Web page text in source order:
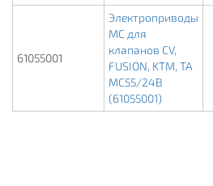
61055001
Электроприводы
МС для
клапанов CV,
FUSION, KTM, TA
МС55/24В
(61055001)